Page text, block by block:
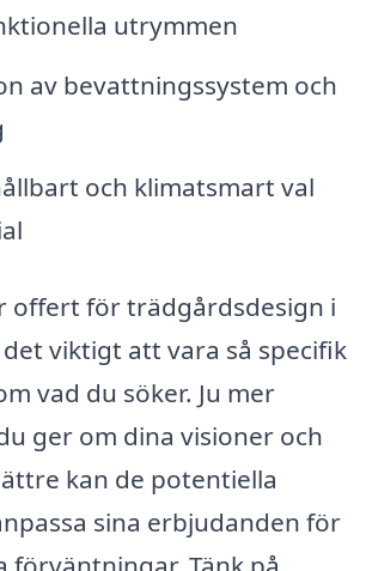
utrymmen
av bevattningssystem och
och klimatsmart val
offert för trädgårdsdesign i
viktigt att vara så specifik
vad du söker. Ju mer
ger om dina visioner och
kan de potentiella
sina erbjudanden för